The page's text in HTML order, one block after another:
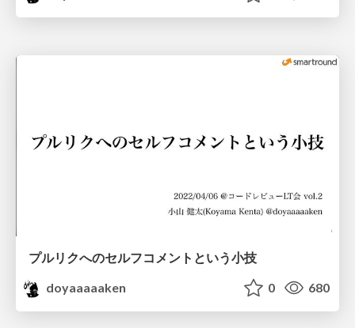
プルリクへのセルフコメントという小技
doyaaaaaken
0 680